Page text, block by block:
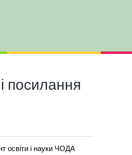
посилання
освіти і науки ЧОДА